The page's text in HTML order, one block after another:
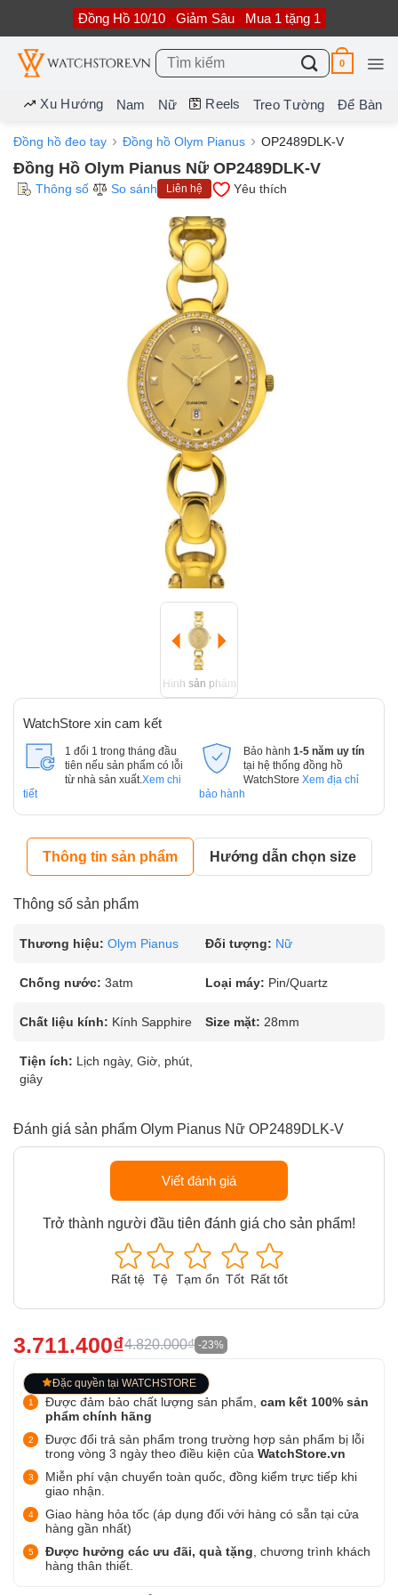
nội
dung
Đồng Hồ 10/10 Giảm Sâu Mua 1 tặng 1
Tìm
kiếm:
0
Xu Hướng Nam Nữ Reels Treo Tường Để Bàn
Đồng hồ đeo tay Đồng hồ Olym Pianus OP2489DLK-V
Đồng Hồ Olym Pianus Nữ OP2489DLK-V
Thông số So sánh Liên hệ Yêu thích
Hình sản phẩm
WatchStore xin cam kết
1 đổi 1 trong tháng đầu
tiên nếu sản phẩm có lỗi
từ nhà sản xuất. Xem chi
tiết
Bảo hành 1-5 năm uy tín
tại hệ thống đồng hồ
WatchStore Xem địa chỉ
bảo hành
Thông tin sản phẩm Hướng dẫn chọn size
Thông số sản phẩm
Thương hiệu: Olym Pianus Đối tượng: Nữ
Chống nước: 3atm Loại máy: Pin/Quartz
Chất liệu kính: Kính Sapphire Size mặt: 28mm
Tiện ích: Lịch ngày, Giờ, phút,
giây
Đánh giá sản phẩm Olym Pianus Nữ OP2489DLK-V
Viết đánh giá
Trở thành người đầu tiên đánh giá cho sản phẩm!
Rất tệ Tệ Tạm ổn Tốt Rất tốt
3.711.400₫4.820.000₫ -23%
Đặc quyền tại WATCHSTORE
Được đảm bảo chất lượng sản phẩm, cam kết 100% sản
phẩm chính hãng
Được đổi trả sản phẩm trong trường hợp sản phẩm bị lỗi
trong vòng 3 ngày theo điều kiện của WatchStore.vn
Miễn phí vận chuyển toàn quốc, đồng kiểm trực tiếp khi
giao nhận.
Giao hàng hỏa tốc (áp dụng đối với hàng có sẵn tại cửa
hàng gần nhất)
Được hưởng các ưu đãi, quà tặng , chương trình khách
hàng thân thiết.